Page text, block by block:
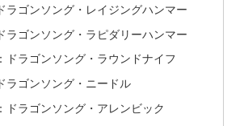
ラゴンソング・レイジングハンマー
ラゴンソング・ラピダリーハンマー
ドラゴンソング・ラウンドナイフ
ラゴンソング・ニードル
ドラゴンソング・アレンビック